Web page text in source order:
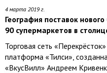
4 марта 2019 г.
География поставок
90 супермаркетов в
Торговая сеть
платформа «Тилси»,
«ВкусВилл» Андреем